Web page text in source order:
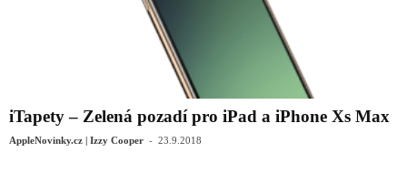
iTapety – Zelená pozadí pro iPad a iPhone Xs Max
AppleNovinky.cz | Izzy Cooper - 23.9.2018